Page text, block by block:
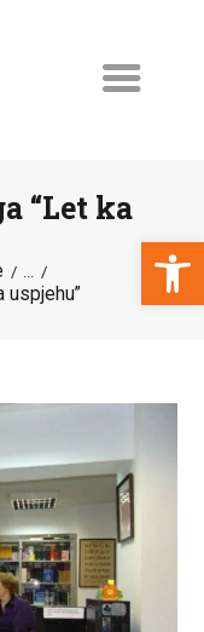
Open toolbar
“Let ka
...
uspjehu”